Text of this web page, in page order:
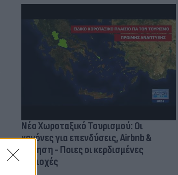
Νέο Χωροταξικό Τουρισμού: Οι
κανόνες για επενδύσεις, Airbnb &
δόμηση - Ποιες οι κερδισμένες
περιοχές